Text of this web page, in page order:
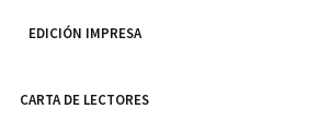
EDICIÓN IMPRESA
CARTA DE LECTORES